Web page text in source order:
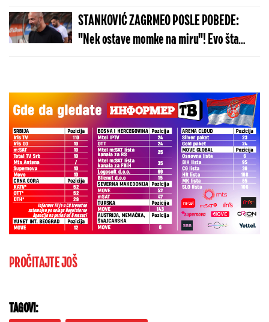
Real Madrida!
STANKOVIĆ ZAGRMEO POSLE POBEDE:
"Nek ostave momke na miru"! Evo šta
kaže o isključenju golmana!
PROČITAJTE JOŠ
TAGOVI: